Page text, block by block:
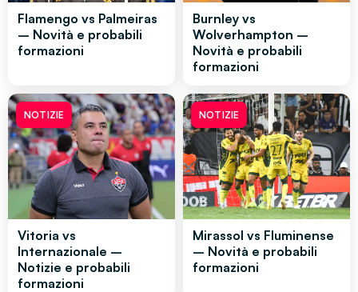
Flamengo vs Palmeiras
– Novità e probabili
formazioni
Burnley vs
Wolverhampton –
Novità e probabili
formazioni
NOTIZIE
Vitoria vs
Internazionale –
Notizie e probabili
formazioni
NOTIZIE
Mirassol vs Fluminense
– Novità e probabili
formazioni